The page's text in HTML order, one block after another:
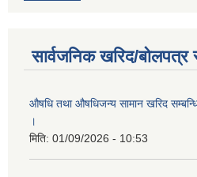
सार्वजनिक खरिद/बोलपत्र
औषधि तथा औषधिजन्य सामान खरिद
।
मिति: 01/09/2026 - 10:53